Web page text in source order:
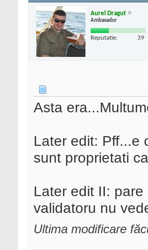
Aurel Dragut
Ambasador
Reputatie: 39
Asta
Later edit: Pff...e
sunt proprietati
Later edit II:
validatoru nu
Ultima modificare